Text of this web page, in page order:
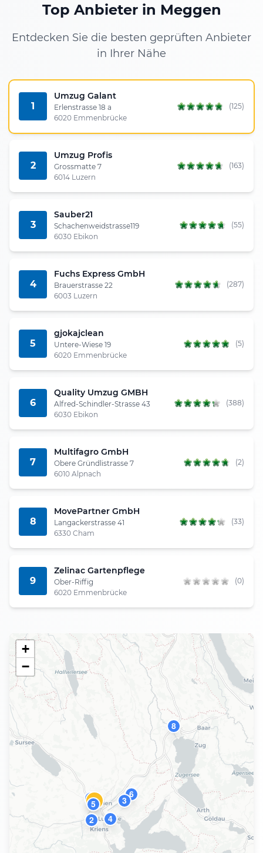
Top Anbieter in Meggen
Entdecken Sie die besten geprüften Anbieter
in Ihrer Nähe
1
Umzug Galant
Erlenstrasse 18 a
6020 Emmenbrücke
(125)
2
Umzug Profis
Grossmatte 7
6014 Luzern
(163)
3
Sauber21
Schachenweidstrasse119
6030 Ebikon
(55)
4
Fuchs Express GmbH
Brauerstrasse 22
6003 Luzern
(287)
5
gjokajclean
Untere-Wiese 19
6020 Emmenbrücke
(5)
6
Quality Umzug GMBH
Alfred-Schindler-Strasse 43
6030 Ebikon
(388)
7
Multifagro GmbH
Obere Gründlistrasse 7
6010 Alpnach
(2)
8
MovePartner GmbH
Langackerstrasse 41
6330 Cham
(33)
9
Zelinac Gartenpflege
Ober-Riffig
6020 Emmenbrücke
(0)
1
2
3
4
5
6
8
9
+
−